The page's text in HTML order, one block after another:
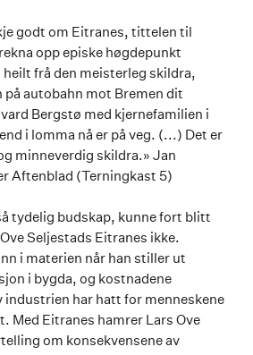
godt om Eitranes, tittelen til
opp episke høgdepunkt
frå den meisterleg skildra,
autobahn mot Bremen dit
Bergstø med kjernefamilien i
i lomma nå er på veg. (...) Det er
minneverdig skildra.» Jan
Aftenblad (Terningkast 5)
tydelig budskap, kunne fort blitt
Seljestads Eitranes ikke.
i materien når han stiller ut
i bygda, og kostnadene
industrien har hatt for menneskene
Med Eitranes hamrer Lars Ove
om konsekvensene av